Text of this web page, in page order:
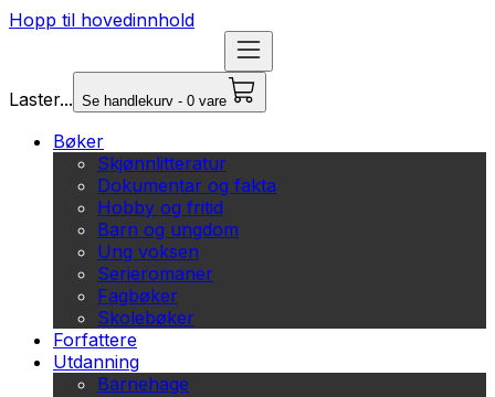
Hopp til hovedinnhold
Laster... Se handlekurv - 0 vare
Bøker
Skjønnlitteratur
Dokumentar og fakta
Hobby og fritid
Barn og ungdom
Ung voksen
Serieromaner
Fagbøker
Skolebøker
Forfattere
Utdanning
Barnehage